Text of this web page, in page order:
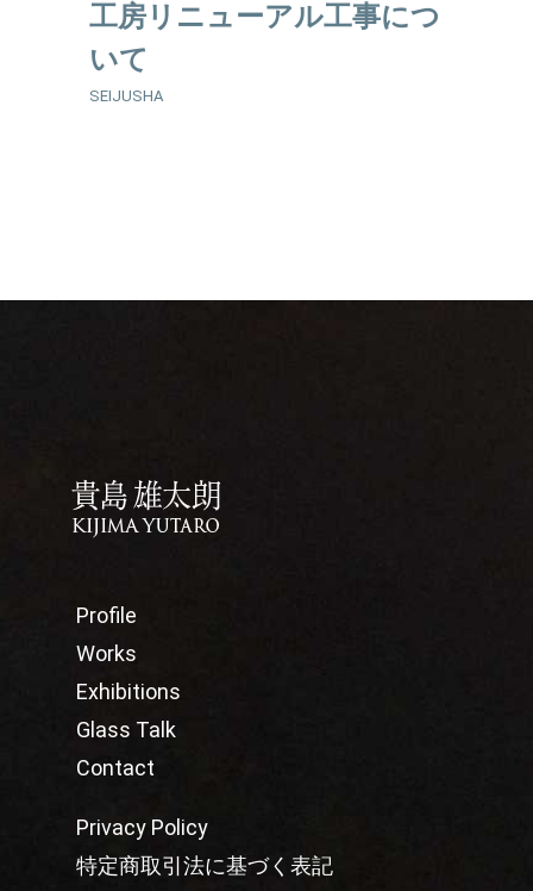
工房リニューアル工事につ
いて
SEIJUSHA
Profile
Works
Exhibitions
Glass Talk
Contact
Privacy Policy
特定商取引法に基づく表記